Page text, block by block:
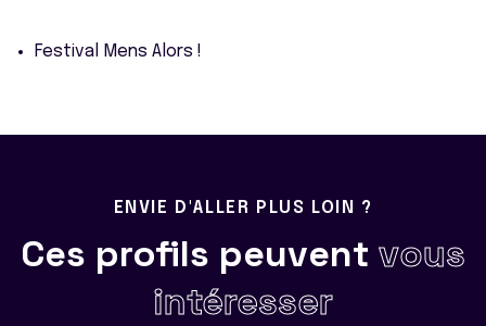
Festival Mens Alors !
ENVIE D'ALLER PLUS LOIN ?
Ces profils peuvent vous
intéresser